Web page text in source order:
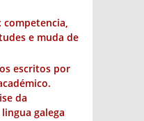
competencia,
e muda de
escritos por
da
galega